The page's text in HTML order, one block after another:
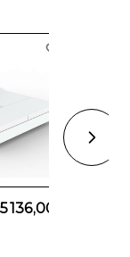
5 136,00 €